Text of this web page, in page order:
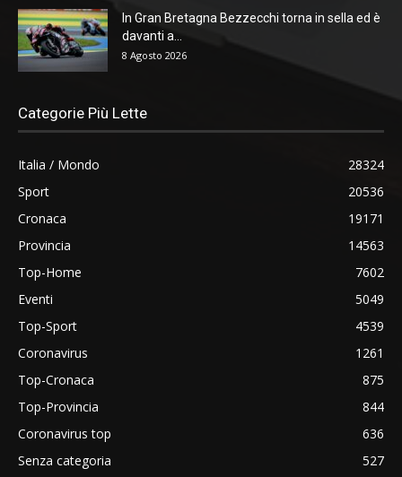
In Gran Bretagna Bezzecchi torna in sella ed è
davanti a...
8 Agosto 2026
Categorie Più Lette
Italia / Mondo
28324
Sport
20536
Cronaca
19171
Provincia
14563
Top-Home
7602
Eventi
5049
Top-Sport
4539
Coronavirus
1261
Top-Cronaca
875
Top-Provincia
844
Coronavirus top
636
Senza categoria
527